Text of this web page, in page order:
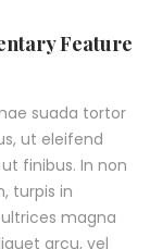
Feature
suada tortor
ut eleifend
finibus. In non
turpis in
magna
arcu, vel